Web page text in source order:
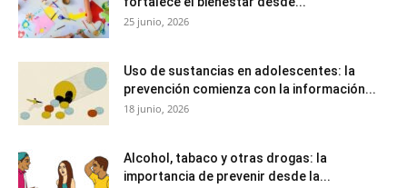
25 junio, 2026
Uso de sustancias en adolescentes: la
prevención comienza con la información...
18 junio, 2026
Alcohol, tabaco y otras drogas: la
importancia de prevenir desde la...